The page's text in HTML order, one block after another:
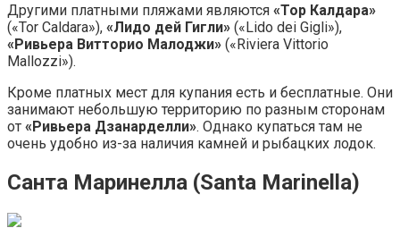
Другими платными пляжами являются «Тор Калдара»
(«Tor Caldara»), «Лидо дей Гигли» («Lido dei Gigli»),
«Ривьера Витторио Малоджи» («Riviera Vittorio
Mallozzi»).
Кроме платных мест для купания есть и бесплатные. Они
занимают небольшую территорию по разным сторонам
от «Ривьера Дзанарделли». Однако купаться там не
очень удобно из-за наличия камней и рыбацких лодок.
Санта Маринелла (Santa Marinella)